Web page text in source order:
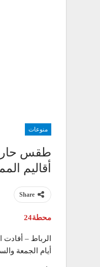
منوعات
أقاليم
Share
محطة24
الرباط – أفادت
أيام الجمعة والسبت